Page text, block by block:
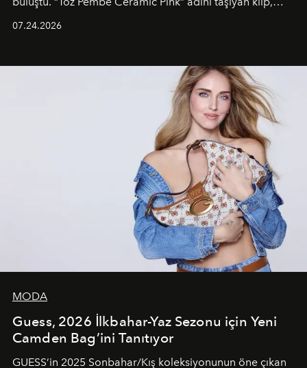
unsurlarından biri olarak öne çıkıyor.
07.24.2026
MODA
Guess, 2026 İlkbahar-Yaz Sezonu için Yeni
Camden Bag’ini Tanıtıyor
GUESS’in 2025 Sonbahar/Kış koleksiyonunun öne çıkan